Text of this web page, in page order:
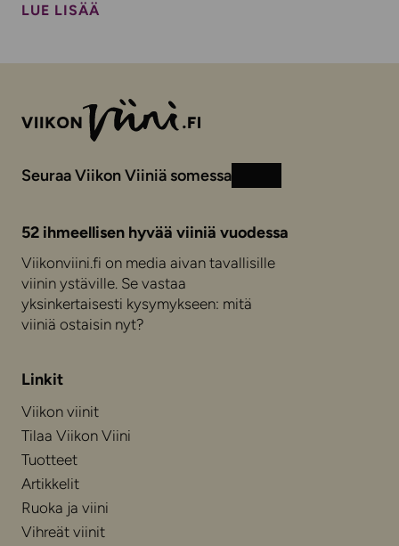
LUE LISÄÄ
Seuraa Viikon Viiniä somessa
52 ihmeellisen hyvää viiniä vuodessa
Viikonviini.fi on media aivan tavallisille
viinin ystäville. Se vastaa
yksinkertaisesti kysymykseen: mitä
viiniä ostaisin nyt?
Linkit
Viikon viinit
Tilaa Viikon Viini
Tuotteet
Artikkelit
Ruoka ja viini
Vihreät viinit